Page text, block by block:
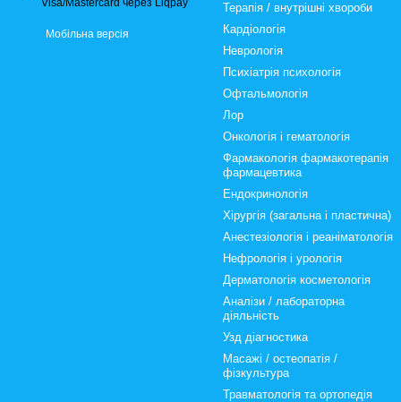
Мобільна версія
Терапія / внутрішні хвороби
Кардіологія
Неврологія
Психіатрія психологія
Офтальмологія
Лор
Онкологія і гематологія
Фармакологія фармакотерапія
фармацевтика
Ендокринологія
Хірургія (загальна і пластична)
Анестезіологія і реаніматологія
Нефрологія і урологія
Дерматологія косметологія
Аналізи / лабораторна
діяльність
Узд діагностика
Масажі / остеопатія /
фізкультура
Травматологія та ортопедія